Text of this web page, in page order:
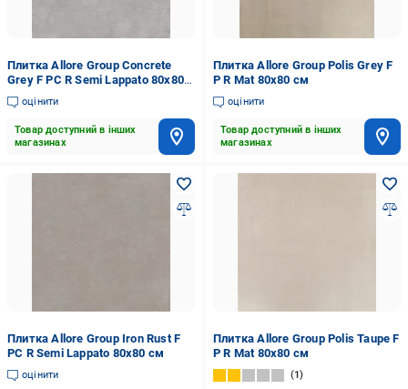
Плитка Allore Group Concrete
Grey F PC R Semi Lappato 80x80
см
оцінити
Товар доступний в інших
магазинах
Плитка Allore Group Polis Grey F
P R Mat 80x80 см
оцінити
Товар доступний в інших
магазинах
Плитка Allore Group Iron Rust F
PC R Semi Lappato 80x80 см
оцінити
Плитка Allore Group Polis Taupe F
P R Mat 80x80 см
1